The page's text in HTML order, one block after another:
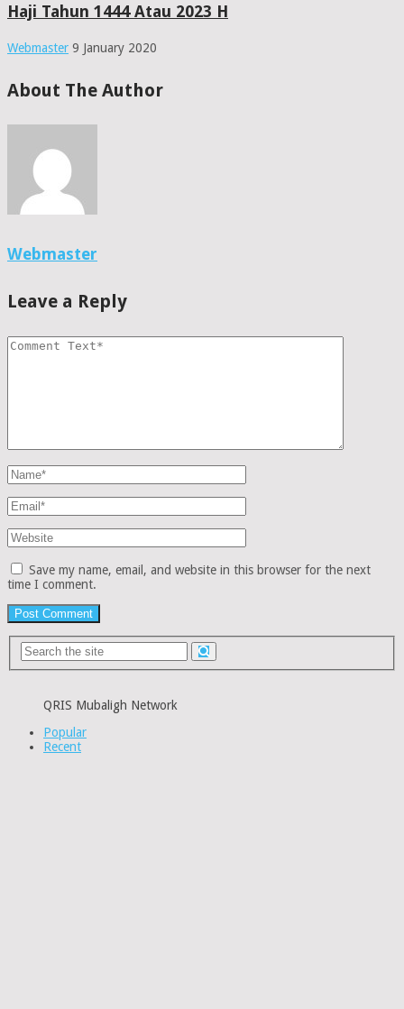
Haji Tahun 1444 Atau 2023 H
Webmaster 9 January 2020
About The Author
Webmaster
Leave a Reply
Save my name, email, and website in this browser for the next
time I comment.
QRIS Mubaligh Network
Popular
Recent